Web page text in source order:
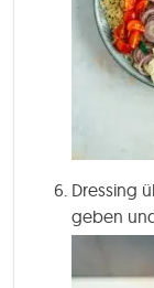
Dressing
geben